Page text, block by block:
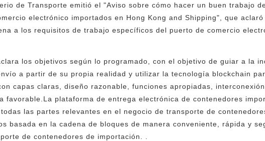
de Transporte emitió el "Aviso sobre cómo hacer un buen trabajo
electrónico importados en Hong Kong and Shipping", que
a los requisitos de trabajo específicos del puerto de comercio
los objetivos según lo programado, con el objetivo de guiar a la
a partir de su propia realidad y utilizar la tecnología blockchain
capas claras, diseño razonable, funciones apropiadas,
favorable.La plataforma de entrega electrónica de contenedores
las partes relevantes en el negocio de transporte de
basada en la cadena de bloques de manera conveniente, rápida y
de contenedores de importación. .